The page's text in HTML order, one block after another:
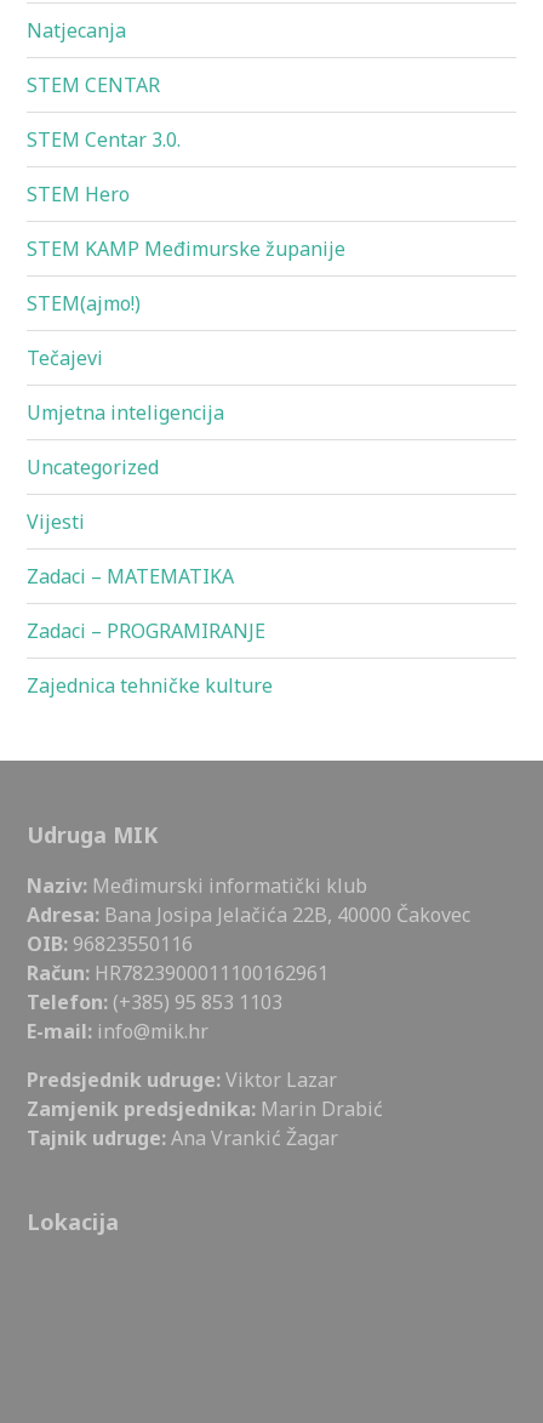
Natjecanja
STEM CENTAR
STEM Centar 3.0.
STEM Hero
STEM KAMP Međimurske županije
STEM(ajmo!)
Tečajevi
Umjetna inteligencija
Uncategorized
Vijesti
Zadaci – MATEMATIKA
Zadaci – PROGRAMIRANJE
Zajednica tehničke kulture
Udruga MIK
Naziv: Međimurski informatički klub
Adresa: Bana Josipa Jelačića 22B, 40000 Čakovec
OIB: 96823550116
Račun: HR7823900011100162961
Telefon: (+385) 95 853 1103
E-mail: info@mik.hr
Predsjednik udruge:Viktor Lazar
Zamjenik predsjednika: Marin Drabić
Tajnik udruge:Ana Vrankić Žagar
Lokacija